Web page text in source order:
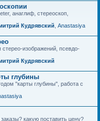
анаглиф, стереоскоп,
Кудрявский Anastasiya
изображений, псевдо-
Кудрявский
глубины
"карты глубины", работа с
какую поставить цену?